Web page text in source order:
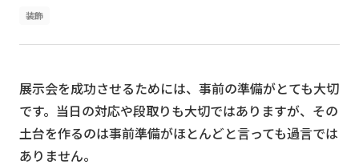
装飾
展示会を成功させるためには、事前の準備がとても大切
です。当日の対応や段取りも大切ではありますが、その
土台を作るのは事前準備がほとんどと言っても過言では
ありません。